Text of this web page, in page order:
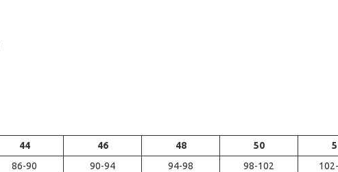
44 46 48 50
86-90 90-94 94-98 98-102